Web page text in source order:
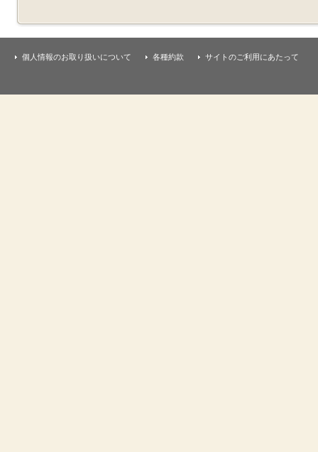
個人情報のお取り扱いについて 各種約款 サイトのご利用にあたって